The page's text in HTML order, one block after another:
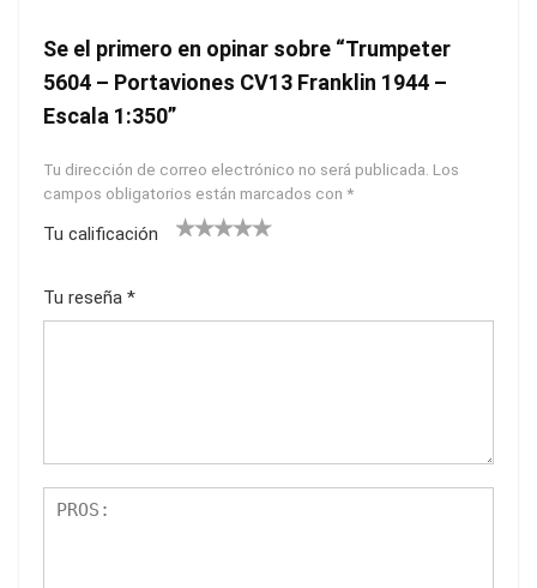
Se el primero en opinar sobre “Trumpeter
5604 – Portaviones CV13 Franklin 1944 –
Escala 1:350”
Tu dirección de correo electrónico no será publicada. Los
campos obligatorios están marcados con *
Tu calificación
Tu reseña *